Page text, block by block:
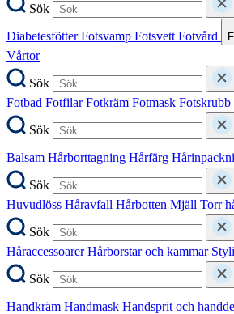
Sök
DiabetesfötterFotsvamp Fotsvett Fotvård
Vårtor
Sök
Fotbad FotfilarFotkräm Fotmask Fotskrubb
Sök
Balsam Hårborttagning Hårfärg
Sök
Huvudlöss Håravfall Hårbotten Mjäll Torr
Sök
HåraccessoarerHårborstar och kammar
Sök
Handkräm Handmask Handsprit och